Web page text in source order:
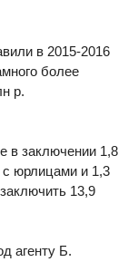
в 2015-2016
более
р.
в заключении 1,8
с юрлицами и 1,3
13,9
агенту Б.